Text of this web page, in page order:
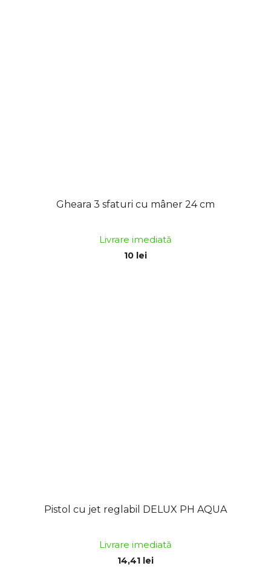
Gheara 3 sfaturi cu mâner 24 cm
Livrare imediată
10 lei
Pistol cu jet reglabil DELUX PH AQUA
Livrare imediată
14,41 lei